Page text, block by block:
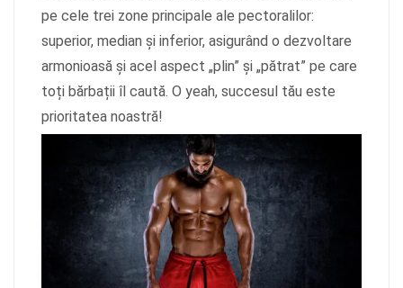
pe cele trei zone principale ale pectoralilor:
superior, median și inferior, asigurând o dezvoltare
armonioasă și acel aspect „plin” și „pătrat” pe care
toți bărbații îl caută. O yeah, succesul tău este
prioritatea noastră!